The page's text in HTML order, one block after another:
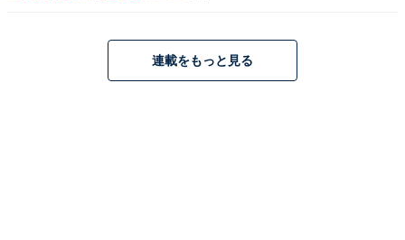
連載をもっと見る